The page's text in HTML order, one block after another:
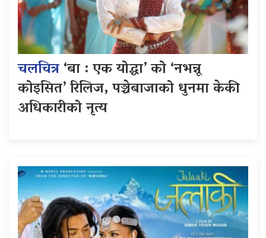
चलचित्र‘बा : एक योद्धा’ को ‘नभन्नू
कोइसित’ रिलिज, पञ्चेबाजाको धुनमा केकी
अधिकारीको नृत्य